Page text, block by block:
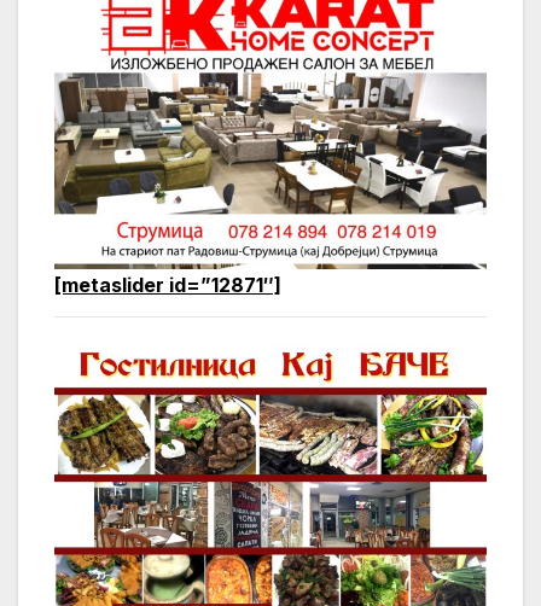
[metaslider id=”12871″]